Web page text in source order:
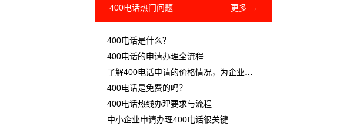
400电话热门问题 更多 →
400电话是什么？
400电话的申请办理全流程
了解400电话申请的价格情况，为企业通讯投资做好预算
400电话是免费的吗？
​400电话热线办理要求与流程
中小企业申请办理400电话很关键